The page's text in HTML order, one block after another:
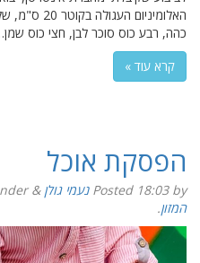
כהה, רבע כוס סוכר לבן, חצי כוס
קרא עוד »
הפסקת אוכל
Posted 18:03by נעמי גולן &
filed under
המזון.